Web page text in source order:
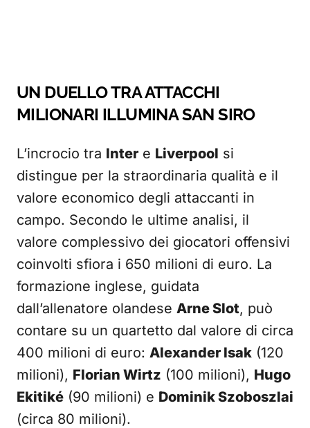
UN DUELLO TRA ATTACCHI
MILIONARI ILLUMINA SAN SIRO
L’incrocio tra Inter e Liverpool si
distingue per la straordinaria qualità e il
valore economico degli attaccanti in
campo. Secondo le ultime analisi, il
valore complessivo dei giocatori offensivi
coinvolti sfiora i 650 milioni di euro. La
formazione inglese, guidata
dall’allenatore olandese Arne Slot, può
contare su un quartetto dal valore di circa
400 milioni di euro: Alexander Isak (120
milioni), Florian Wirtz (100 milioni), Hugo
Ekitiké (90 milioni) e Dominik Szoboszlai
(circa 80 milioni).